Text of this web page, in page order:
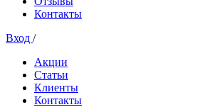
Контакты
Вход /
Акции
Статьи
Клиенты
Контакты